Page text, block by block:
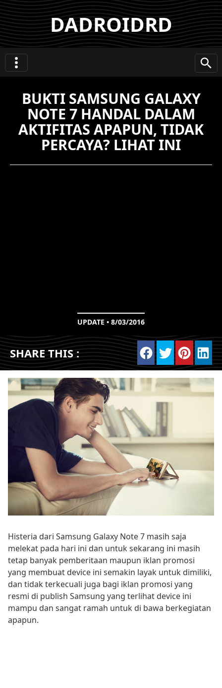
DADROIDRD
BUKTI SAMSUNG GALAXY
NOTE 7 HANDAL DALAM
AKTIFITAS APAPUN, TIDAK
PERCAYA? LIHAT INI
UPDATE • 8/03/2016
SHARE THIS :
Histeria dari Samsung Galaxy Note 7 masih saja
melekat pada hari ini dan untuk sekarang ini masih
tetap banyak pemberitaan maupun iklan promosi
yang membuat device ini semakin layak untuk dimiliki,
dan tidak terkecuali juga bagi iklan promosi yang
resmi di publish Samsung yang terlihat device ini
mampu dan sangat ramah untuk di bawa berkegiatan
apapun.